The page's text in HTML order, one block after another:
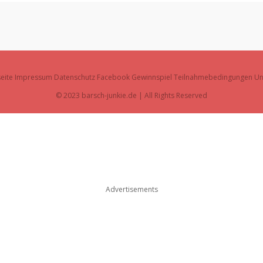
Impressum Datenschutz Facebook Gewinnspiel Teilnahmebedingungen
© 2023 barsch-junkie.de | All Rights Reserved
Advertisements